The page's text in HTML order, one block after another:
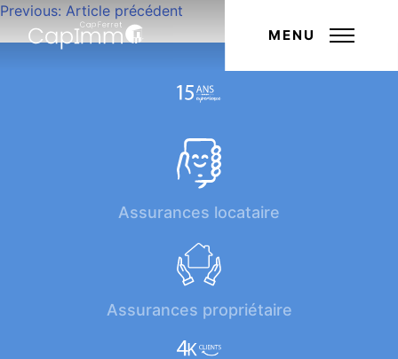
MENU
Navigation
de
Previous: Article précédent
Assurances locataire
Assurances propriétaire